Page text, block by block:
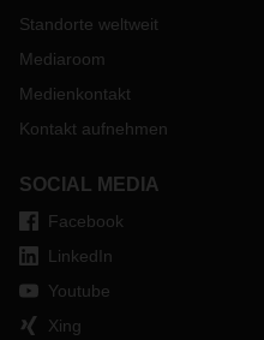
Standorte weltweit
Mediaroom
Medienkontakt
Kontakt aufnehmen
SOCIAL MEDIA
Facebook
LinkedIn
Youtube
Xing